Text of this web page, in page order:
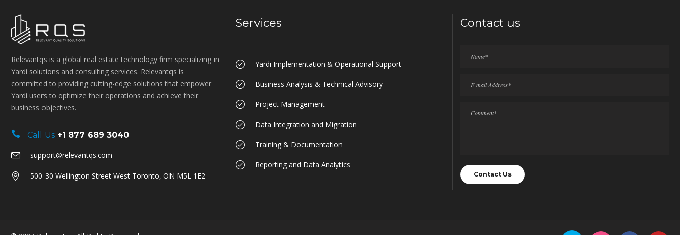
Relevantqs is a global real estate technology firm specializing in
Yardi solutions and consulting services. Relevantqs is
committed to providing cutting-edge solutions that empower
Yardi users to optimize their operations and achieve their
business objectives.
Call Us +1 877 689 3040
support@relevantqs.com
500-30 Wellington Street West Toronto, ON M5L 1E2
Services
Yardi Implementation & Operational Support
Business Analysis & Technical Advisory
Project Management
Data Integration and Migration
Training & Documentation
Reporting and Data Analytics
Contact us